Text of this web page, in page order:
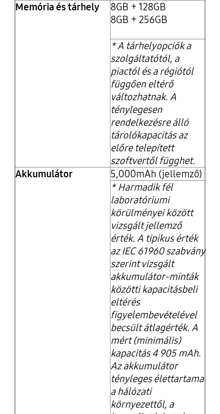
Memória és tárhely
8GB + 128GB
8GB + 256GB
* A tárhelyopciók a
szolgáltatótól, a
piactól és a régiótól
függően eltérő
változhatnak. A
ténylegesen
rendelkezésre álló
tárolókapacitás az
előre telepített
szoftvertől függhet.
Akkumulátor
5,000mAh (jellemző)
* Harmadik fél
laboratóriumi
körülményei között
vizsgált jellemző
érték. A tipikus érték
az IEC 61960 szabvány
szerint vizsgált
akkumulátor-minták
közötti kapacitásbeli
eltérés
figyelembevételével
becsült átlagérték. A
mért (minimális)
kapacitás 4 905 mAh.
Az akkumulátor
tényleges élettartama
a hálózati
környezettől, a